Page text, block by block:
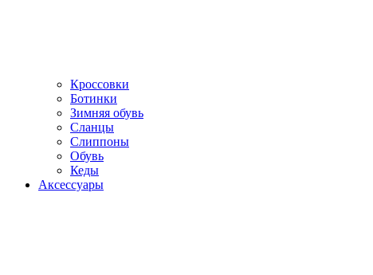
Кроссовки
Ботинки
Зимняя обувь
Сланцы
Слиппоны
Обувь
Кеды
Аксессуары